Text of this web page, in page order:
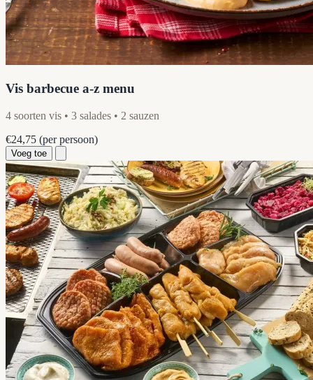
Vis barbecue a-z menu
4 soorten vis • 3 salades • 2 sauzen
€24,75 (per persoon)
Voeg toe